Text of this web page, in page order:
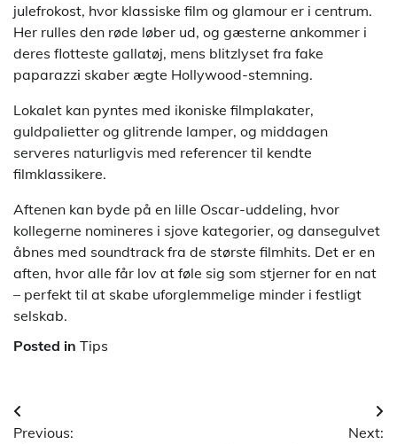
julefrokost, hvor klassiske film og glamour er i centrum.
Her rulles den røde løber ud, og gæsterne ankommer i
deres flotteste gallatøj, mens blitzlyset fra fake
paparazzi skaber ægte Hollywood-stemning.
Lokalet kan pyntes med ikoniske filmplakater,
guldpalietter og glitrende lamper, og middagen
serveres naturligvis med referencer til kendte
filmklassikere.
Aftenen kan byde på en lille Oscar-uddeling, hvor
kollegerne nomineres i sjove kategorier, og dansegulvet
åbnes med soundtrack fra de største filmhits. Det er en
aften, hvor alle får lov at føle sig som stjerner for en nat
– perfekt til at skabe uforglemmelige minder i festligt
selskab.
Posted in Tips
Indlægsnavigation
Previous:
Next: